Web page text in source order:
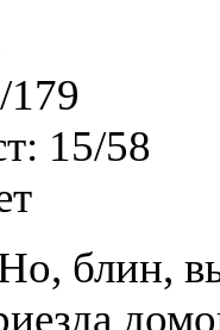
179
15/58
блин,